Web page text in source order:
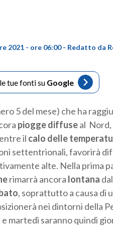
2021 - ore 06:00 - Redatto da
tue fonti su Google
5 del mese) che ha
piogge diffuseal
il calo delle
settentrionali, favorirà
alte. Nella prima
rimarrà ancora lontana
, soprattutto a causa di
nei dintorni della
martedì saranno quindi